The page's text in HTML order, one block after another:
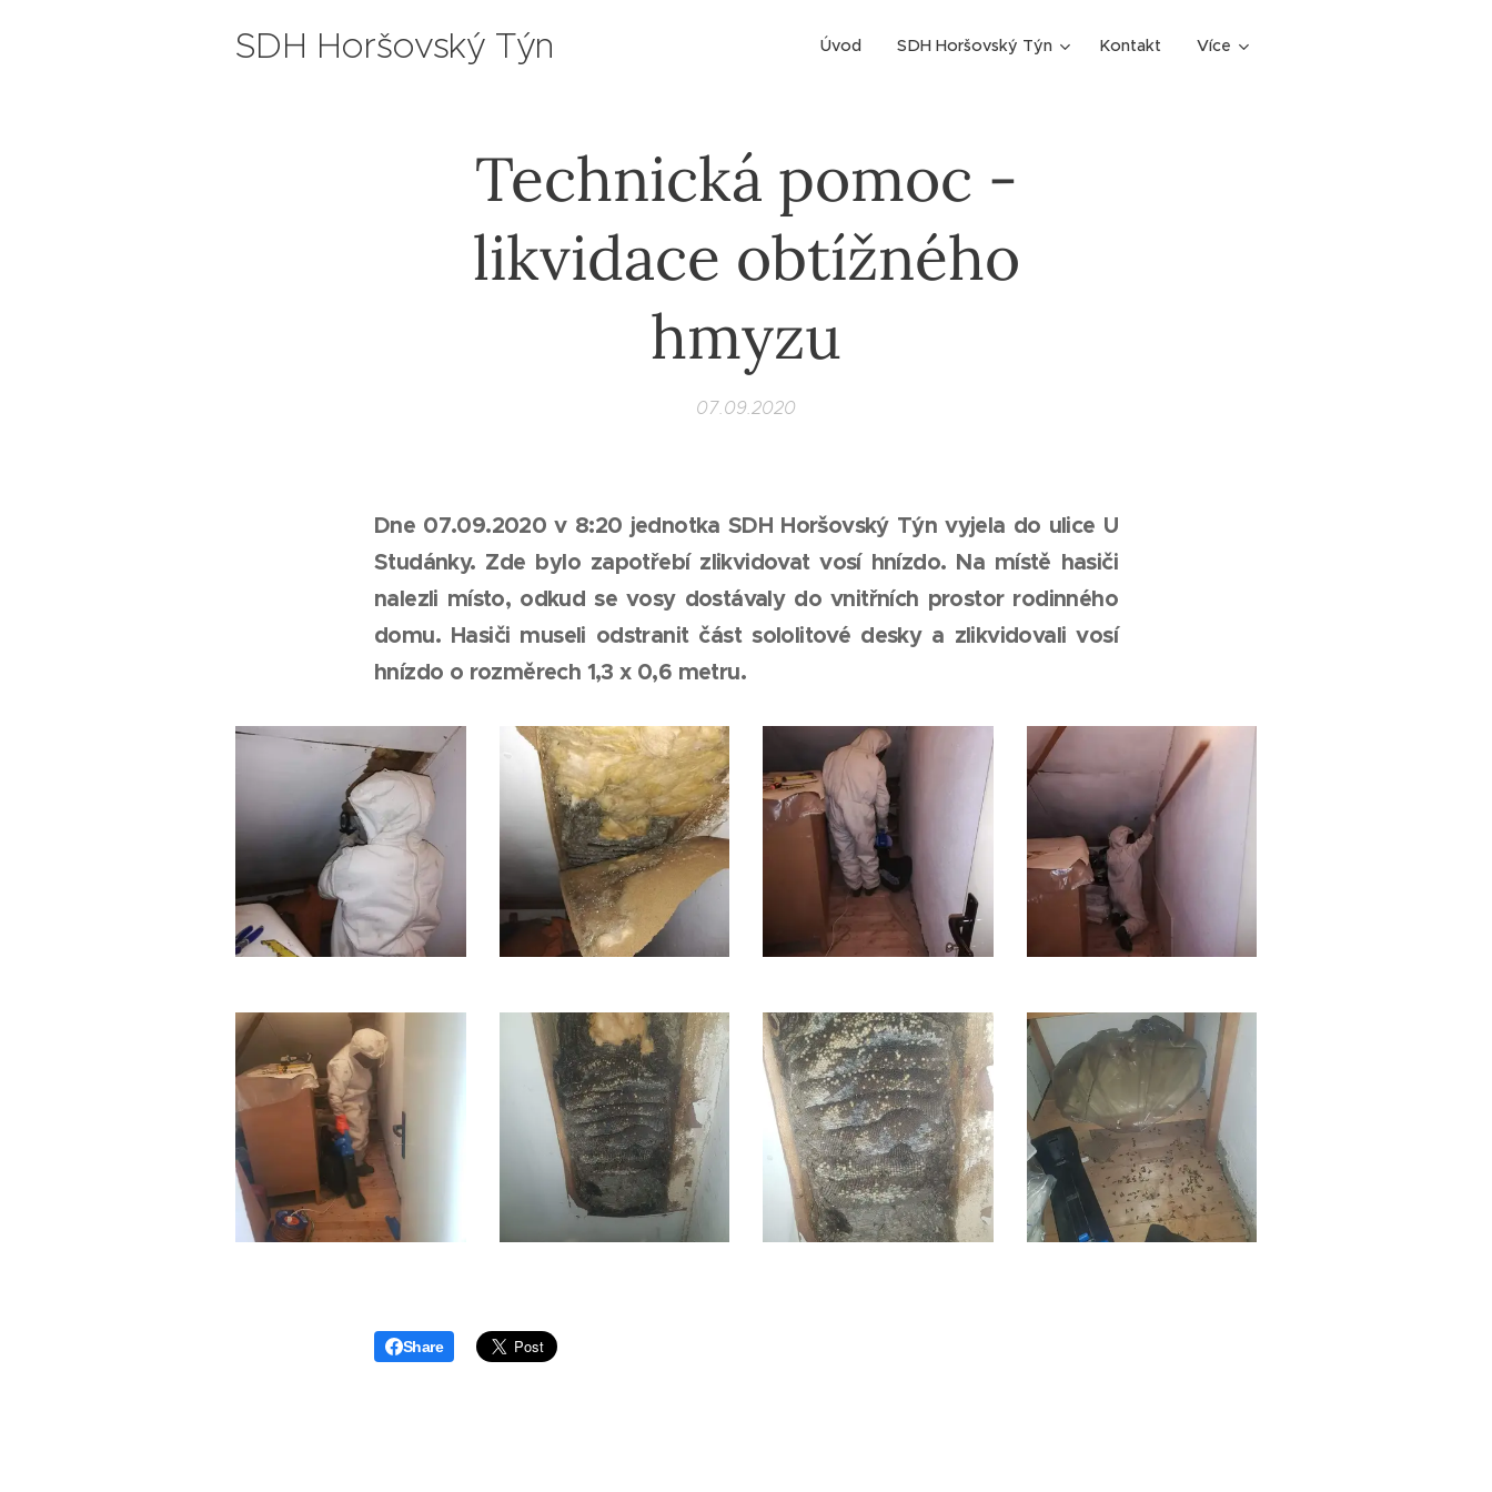
SDH Horšovský Týn Úvod SDH Horšovský Týn Kontakt Více
Technická pomoc -
likvidace obtížného
hmyzu
07.09.2020
Dne 07.09.2020 v 8:20 jednotka SDH Horšovský Týn vyjela do ulice U
Studánky. Zde bylo zapotřebí zlikvidovat vosí hnízdo. Na místě hasiči
nalezli místo, odkud se vosy dostávaly do vnitřních prostor rodinného
domu. Hasiči museli odstranit část sololitové desky a zlikvidovali vosí
hnízdo o rozměrech 1,3 x 0,6 metru.
Share